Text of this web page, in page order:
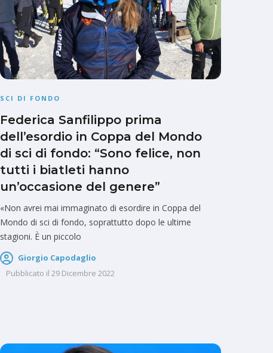
SCI DI FONDO
Federica Sanfilippo prima
dell’esordio in Coppa del Mondo
di sci di fondo: “Sono felice, non
tutti i biatleti hanno
un’occasione del genere”
«Non avrei mai immaginato di esordire in Coppa del
Mondo di sci di fondo, soprattutto dopo le ultime
stagioni. È un piccolo
Giorgio Capodaglio
Pubblicato il 29 Dicembre 2022